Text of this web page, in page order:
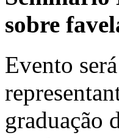
sobre
Evento
graduação